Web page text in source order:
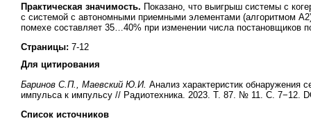
Практическая значимость. Показано, что выигрыш системы с
с системой с автономными приемными элементами (алгоритмом
помехе составляет 35…40% при изменении числа
Страницы: 7-12
Для цитирования
Баринов С.П., Маевский Ю.И. Анализ характеристик обнаружения
импульса к импульсу // Радиотехника. 2023. Т. 87. № 11. С. 7−12.
Список источников